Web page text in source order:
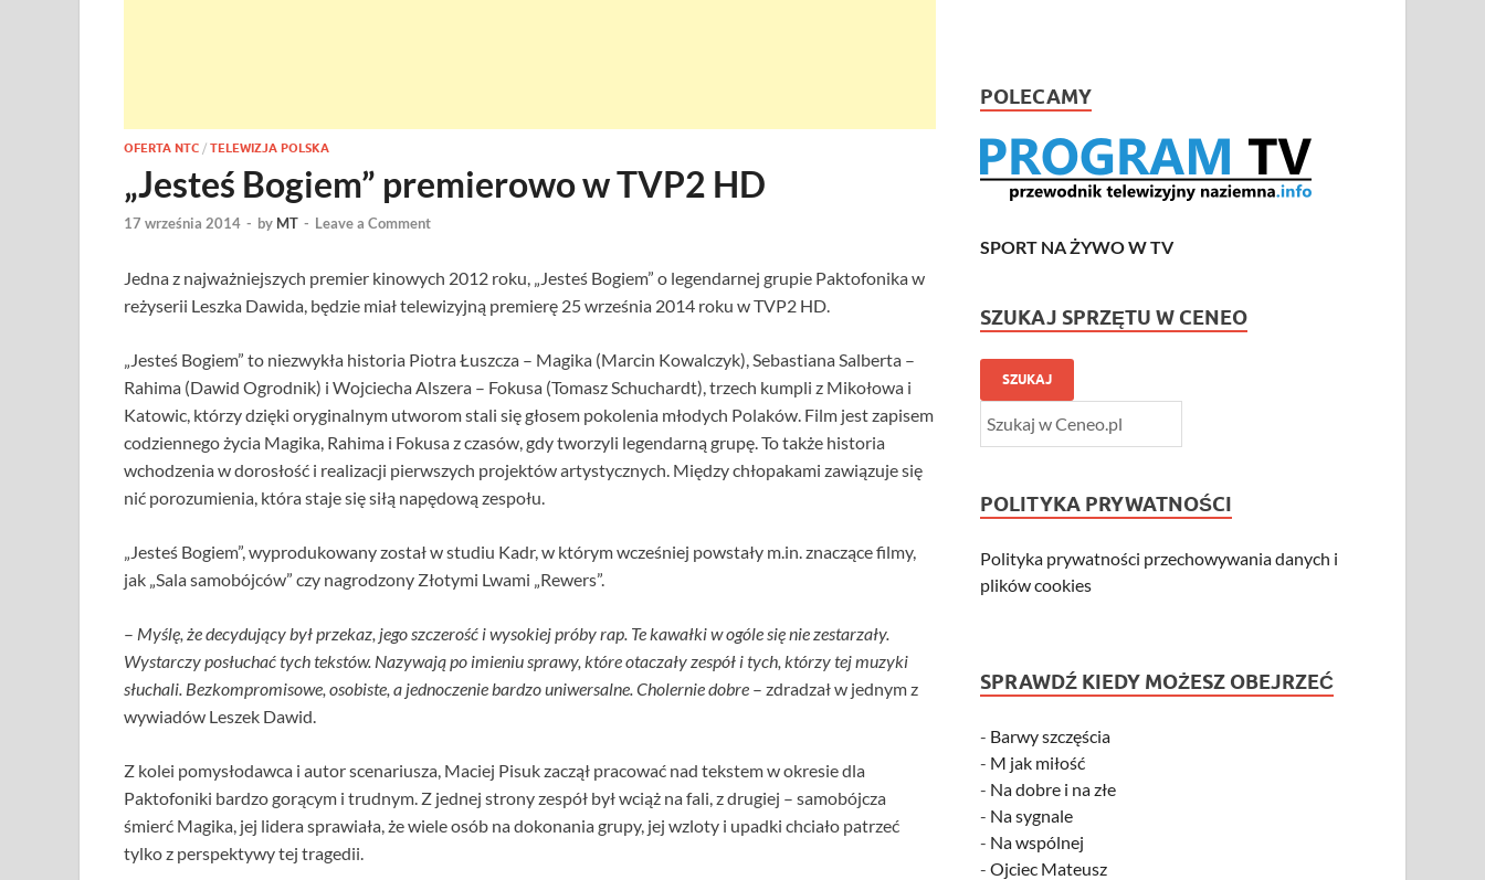
OFERTA NTC / TELEWIZJA POLSKA
„Jesteś Bogiem” premierowo w TVP2 HD
17 września 2014 - by MT - Leave a Comment
Jedna z najważniejszych premier kinowych 2012 roku, „Jesteś Bogiem” o legendarnej grupie Paktofonika w
reżyserii Leszka Dawida, będzie miał telewizyjną premierę 25 września 2014 roku w TVP2 HD.
„Jesteś Bogiem” to niezwykła historia Piotra Łuszcza – Magika (Marcin Kowalczyk), Sebastiana Salberta –
Rahima (Dawid Ogrodnik) i Wojciecha Alszera – Fokusa (Tomasz Schuchardt), trzech kumpli z Mikołowa i
Katowic, którzy dzięki oryginalnym utworom stali się głosem pokolenia młodych Polaków. Film jest zapisem
codziennego życia Magika, Rahima i Fokusa z czasów, gdy tworzyli legendarną grupę. To także historia
wchodzenia w dorosłość i realizacji pierwszych projektów artystycznych. Między chłopakami zawiązuje się
nić porozumienia, która staje się siłą napędową zespołu.
„Jesteś Bogiem”, wyprodukowany został w studiu Kadr, w którym wcześniej powstały m.in. znaczące filmy,
jak „Sala samobójców” czy nagrodzony Złotymi Lwami „Rewers”.
– Myślę, że decydujący był przekaz, jego szczerość i wysokiej próby rap. Te kawałki w ogóle się nie zestarzały.
Wystarczy posłuchać tych tekstów. Nazywają po imieniu sprawy, które otaczały zespół i tych, którzy tej muzyki
słuchali. Bezkompromisowe, osobiste, a jednoczenie bardzo uniwersalne. Cholernie dobre – zdradzał w jednym z
wywiadów Leszek Dawid.
Z kolei pomysłodawca i autor scenariusza, Maciej Pisuk zaczął pracować nad tekstem w okresie dla
Paktofoniki bardzo gorącym i trudnym. Z jednej strony zespół był wciąż na fali, z drugiej – samobójcza
śmierć Magika, jej lidera sprawiała, że wiele osób na dokonania grupy, jej wzloty i upadki chciało patrzeć
tylko z perspektywy tej tragedii.
POLECAMY
SPORT NA ŻYWO W TV
SZUKAJ SPRZĘTU W CENEO
SZUKAJ
POLITYKA PRYWATNOŚCI
Polityka prywatności przechowywania danych i
plików cookies
SPRAWDŹ KIEDY MOŻESZ OBEJRZEĆ
- Barwy szczęścia
- M jak miłość
- Na dobre i na złe
- Na sygnale
- Na wspólnej
-Ojciec Mateusz